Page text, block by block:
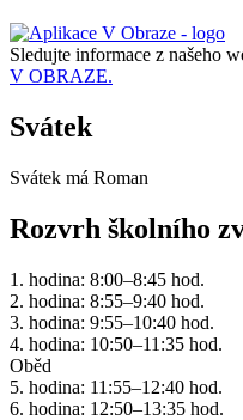
Sledujte informace z našeho
V OBRAZE.
Svátek
Svátek má Roman
Rozvrh školního
1. hodina: 8:00–8:45 hod.
2. hodina: 8:55–9:40 hod.
3. hodina: 9:55–10:40 hod.
4. hodina: 10:50–11:35 hod.
Oběd
5. hodina: 11:55–12:40 hod.
6. hodina: 12:50–13:35 hod.